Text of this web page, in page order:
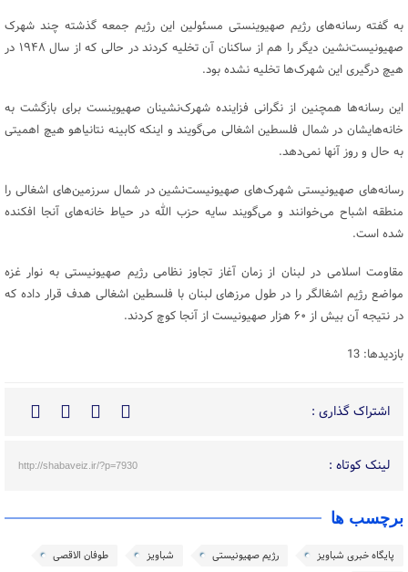
به گفته رسانه‌های رژیم صهیوینستی مسئولین این رژیم جمعه گذشته چند شهرک
صهیونیست‌نشین دیگر را هم از ساکنان آن تخلیه کردند در حالی که از سال ۱۹۴۸ در
هیچ درگیری این شهرک‌ها تخلیه نشده بود.
این رسانه‌ها همچنین از نگرانی فزاینده شهرک‌نشینان صهیوینست برای بازگشت به
خانه‌هایشان در شمال فلسطین اشغالی می‌گویند و اینکه کابینه نتانیاهو هیچ اهمیتی
به حال و روز آنها نمی‌دهد.
رسانه‌های صهیونیستی شهرک‌های صهیونیست‌نشین در شمال سرزمین‌های اشغالی را
منطقه اشباح می‌خوانند و می‌گویند سایه حزب الله در حیاط خانه‌های آنجا افکنده
شده است.
مقاومت اسلامی در لبنان از زمان آغاز تجاوز نظامی رژیم صهیونیستی به نوار غزه
مواضع رژیم اشغالگر را در طول مرزهای لبنان با فلسطین اشغالی هدف قرار داده که
در نتیجه آن بیش از ۶۰ هزار صهیونیست از آنجا کوچ کردند.
بازدیدها: 13
اشتراک گذاری :
لینک کوتاه : http://shabaveiz.ir/?p=7930
برچسب ها
پایگاه خبری شباویز رژیم صهیونیستی شباویز
طوفان الاقصی